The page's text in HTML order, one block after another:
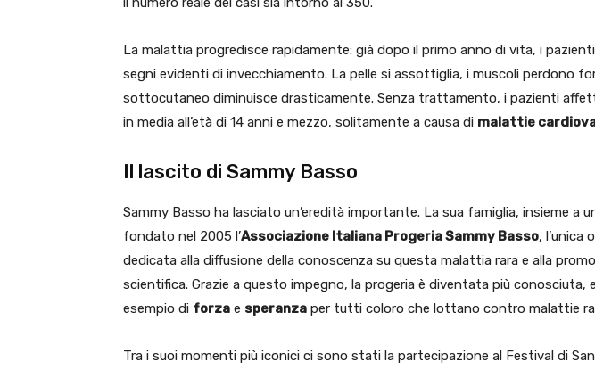
La malattia progredisce rapidamente: già dopo il primo anno di vita, i
segni evidenti di invecchiamento. La pelle si assottiglia, i muscoli perdono
sottocutaneo diminuisce drasticamente. Senza trattamento, i pazienti
in media all’età di 14 anni e mezzo, solitamente a causa di malattie
Il lascito di Sammy Basso
Sammy Basso ha lasciato un’eredità importante. La sua famiglia, insieme a
fondato nel 2005 l’Associazione Italiana Progeria Sammy Basso, l’unica
dedicata alla diffusione della conoscenza su questa malattia rara e alla
scientifica. Grazie a questo impegno, la progeria è diventata più conosciuta,
esempio di forza e speranza per tutti coloro che lottano contro malattie
Tra i suoi momenti più iconici ci sono stati la partecipazione al Festival di